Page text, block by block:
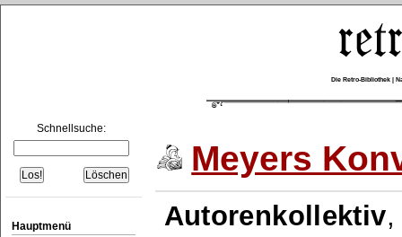
Die Retro-Bibliothek |
Schnellsuche:
Hauptmenü
Meyers
Autorenkollektiv